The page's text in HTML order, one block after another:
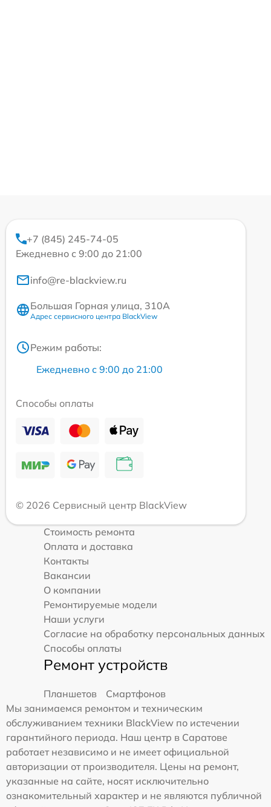
+7 (845) 245-74-05
Ежедневно с 9:00 до 21:00
info@re-blackview.ru
Большая Горная улица, 310А
Адрес сервисного центра BlackView
Режим работы:
Ежедневно с 9:00 до 21:00
Способы оплаты
© 2026 Сервисный центр BlackView
Стоимость ремонта
Оплата и доставка
Контакты
Вакансии
О компании
Ремонтируемые модели
Наши услуги
Согласие на обработку персональных данных
Способы оплаты
Ремонт устройств
Планшетов
Смартфонов
Мы занимаемся ремонтом и техническим
обслуживанием техники BlackView по истечении
гарантийного периода. Наш центр в Саратове
работает независимо и не имеет официальной
авторизации от производителя. Цены на ремонт,
указанные на сайте, носят исключительно
ознакомительный характер и не являются публичной